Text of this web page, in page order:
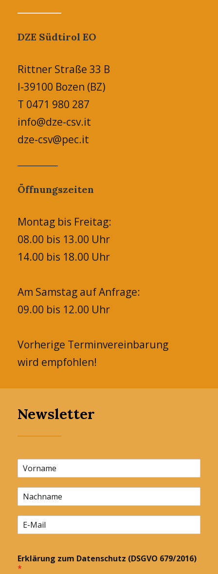
DZE Südtirol EO
Rittner Straße 33 B
I-39100 Bozen (BZ)
T 0471 980 287
info@dze-csv.it
dze-csv@pec.it
Öffnungszeiten
Montag bis Freitag:
08.00 bis 13.00 Uhr
14.00 bis 18.00 Uhr
Am Samstag auf Anfrage:
09.00 bis 12.00 Uhr
Vorherige Terminvereinbarung
wird empfohlen!
Newsletter
Erklärung zum Datenschutz (DSGVO 679/2016)
*